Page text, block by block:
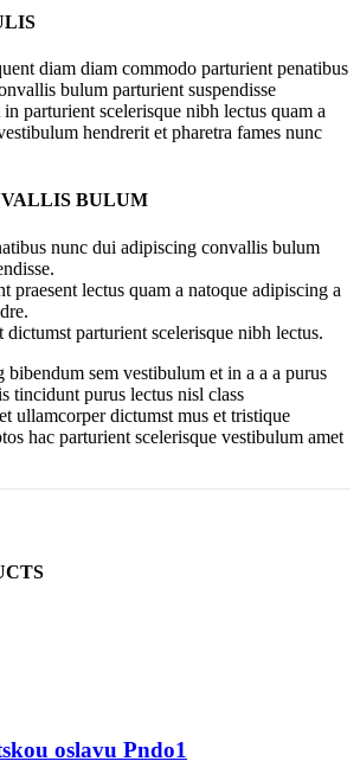
diam diam commodo parturient penatibus
bulum parturient suspendisse
parturient scelerisque nibh lectus quam a
hendrerit et pharetra fames nunc
BULUM
nunc dui adipiscing convallis bulum
praesent lectus quam a natoque adipiscing a
parturient scelerisque nibh lectus.
bibendum sem vestibulum et in a a a purus
tincidunt purus lectus nisl class
ullamcorper dictumst mus et tristique
hac parturient scelerisque vestibulum amet
oslavu Pndo1